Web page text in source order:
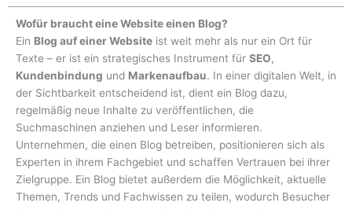
Wofür braucht eine Website einen Blog?
Ein Blog auf einer Website ist weit mehr als nur ein Ort für
Texte – er ist ein strategisches Instrument für SEO,
Kundenbindung und Markenaufbau. In einer digitalen Welt, in
der Sichtbarkeit entscheidend ist, dient ein Blog dazu,
regelmäßig neue Inhalte zu veröffentlichen, die
Suchmaschinen anziehen und Leser informieren.
Unternehmen, die einen Blog betreiben, positionieren sich als
Experten in ihrem Fachgebiet und schaffen Vertrauen bei ihrer
Zielgruppe. Ein Blog bietet außerdem die Möglichkeit, aktuelle
Themen, Trends und Fachwissen zu teilen, wodurch Besucher